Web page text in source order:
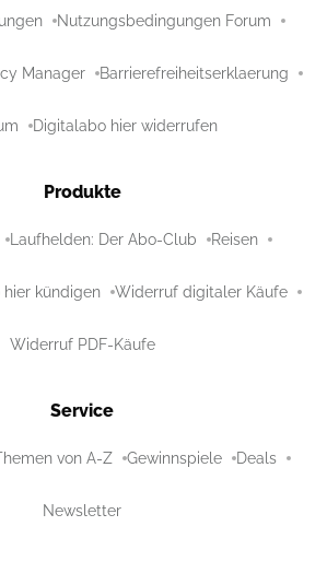
Nutzungsbedingungen Forum
Manager Barrierefreiheitserklaerung
Digitalabo hier widerrufen
Produkte
Laufhelden: Der Abo-Club Reisen
hier kündigen Widerruf digitaler Käufe
Widerruf PDF-Käufe
Service
von A-Z Gewinnspiele Deals
Newsletter